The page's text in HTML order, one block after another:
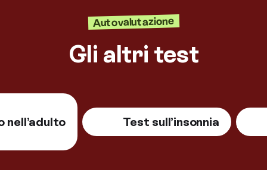
Autovalutazione
Gli altri test
nell’adulto Test sull’insonnia